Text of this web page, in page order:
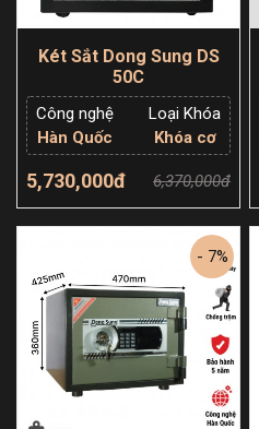
Két Sắt Dong Sung DS
50C
Công nghệ
Hàn Quốc
Loại Khóa
Khóa cơ
5,730,000đ 6,370,000đ
Thêm giỏ hàng
- 7%